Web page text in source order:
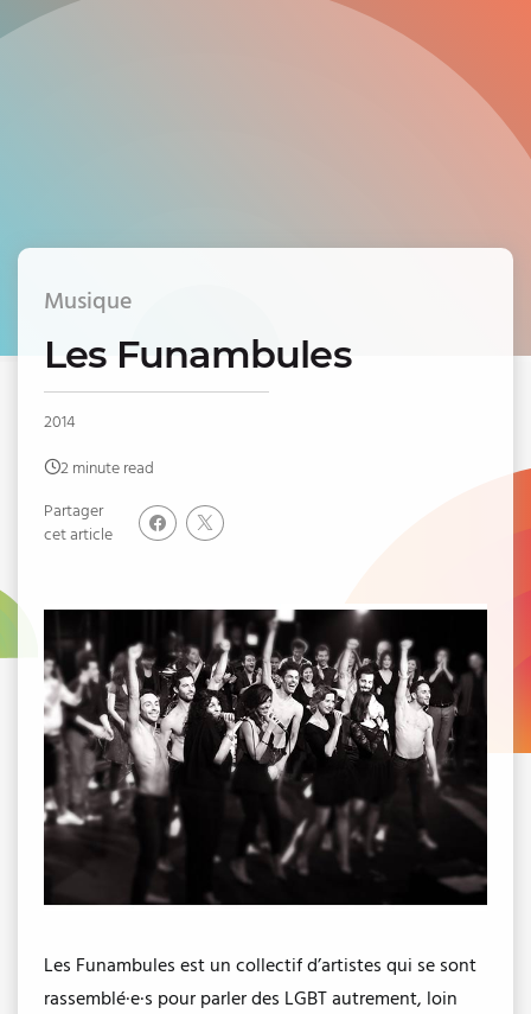
Musique
Les Funambules
2014
2 minute read
Partager
cet article
Les Funambules est un collectif d’artistes qui se sont
rassemblé·e·s pour parler des LGBT autrement, loin